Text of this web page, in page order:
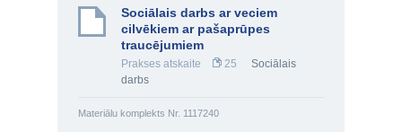
Sociālais darbs ar veciem
cilvēkiem ar pašaprūpes
traucējumiem
Prakses atskaite 25
Sociālais
darbs
Materiālu komplekts Nr. 1117240